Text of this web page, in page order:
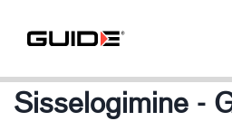
Sisselogimine -